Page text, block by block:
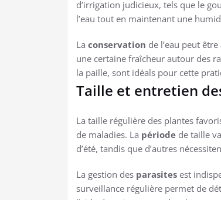
d’irrigation judicieux, tels que le
l’eau tout en maintenant une
La conservation de l’eau peut
une certaine fraîcheur autour des
la paille, sont idéals pour cette
Taille et entretien
La taille régulière des plantes
de maladies. La période de taille
d’été, tandis que d’autres
La gestion des parasites est
surveillance régulière permet de